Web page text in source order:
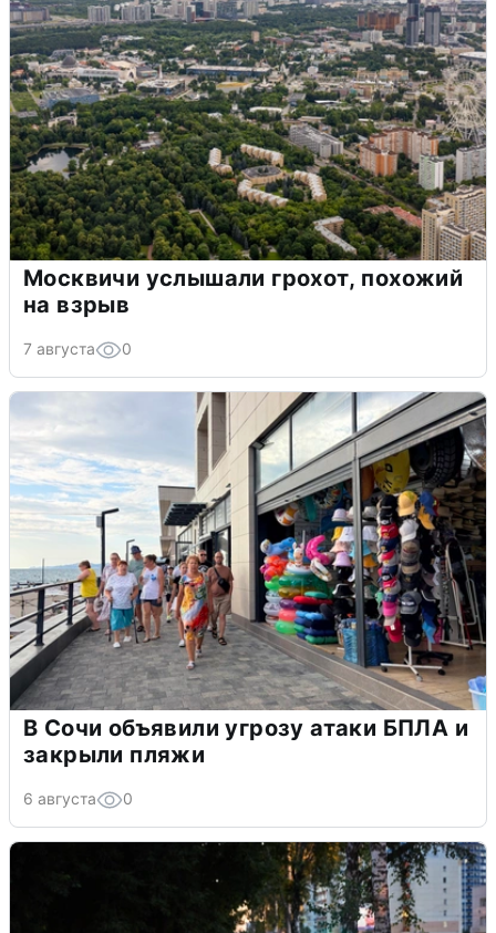
Москвичи услышали грохот, похожий
на взрыв
7 августа 0
В Сочи объявили угрозу атаки БПЛА и
закрыли пляжи
6 августа 0